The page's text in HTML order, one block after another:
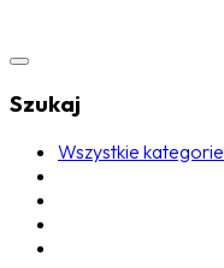
Szukaj
Wszystkie kategorie